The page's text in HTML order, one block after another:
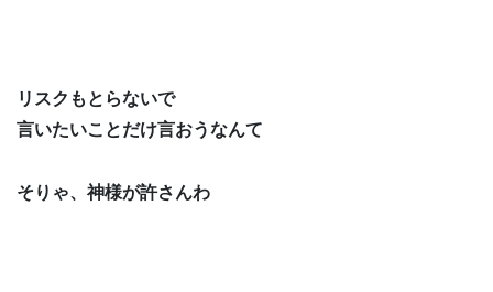
リスクもとらないで
言いたいことだけ言おうなんて
そりゃ、神様が許さんわ